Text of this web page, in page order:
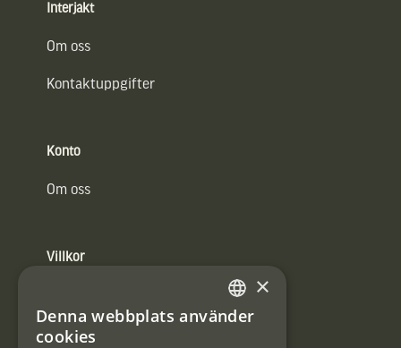
Interjakt
Om oss
Kontaktuppgifter
Konto
Om oss
Villkor
Användarvillkor
SWEDISH
×
Denna webbplats använder
cookies